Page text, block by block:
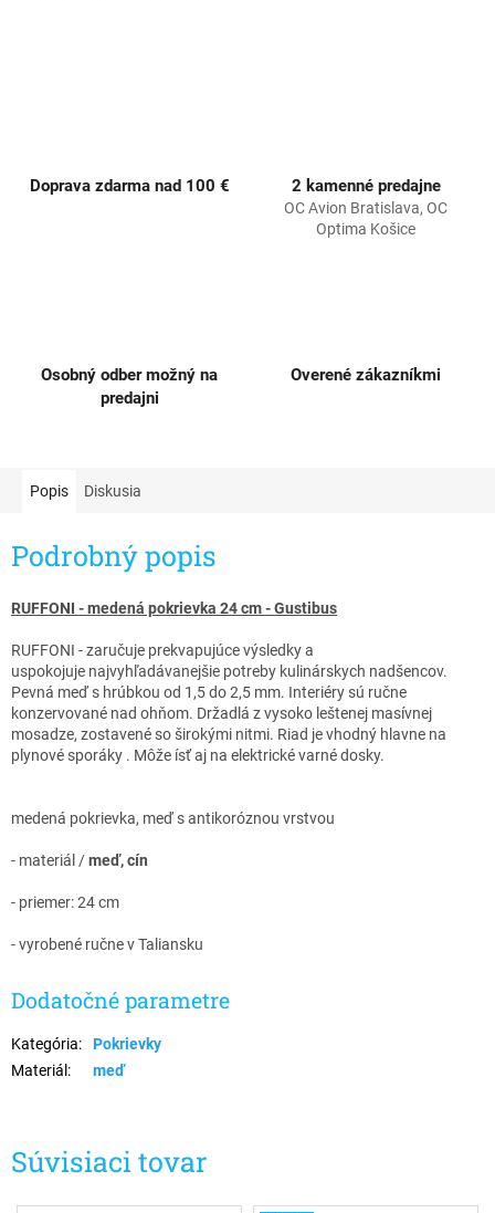
Doprava zdarma nad 100 € 2 kamenné predajne
OC Avion Bratislava, OC
Optima Košice
Osobný odber možný na
predajni
Overené zákazníkmi
Súvisiaci tovar
Popis Diskusia
Podrobný popis
RUFFONI - medená pokrievka 24 cm - Gustibus​
RUFFONI - zaručuje prekvapujúce výsledky a
uspokojuje najvyhľadávanejšie potreby kulinárskych nadšencov.
Pevná meď s hrúbkou od 1,5 do 2,5 mm. Interiéry sú ručne
konzervované nad ohňom. Držadlá z vysoko leštenej masívnej
mosadze, zostavené so širokými nitmi. Riad je vhodný hlavne na
plynové sporáky . Môže ísť aj na elektrické varné dosky.
medená pokrievka, meď s antikoróznou vrstvou
- materiál /meď, cín
- priemer: 24 cm
- vyrobené ručne v Taliansku
Dodatočné parametre
Kategória:
Pokrievky
Materiál : meď